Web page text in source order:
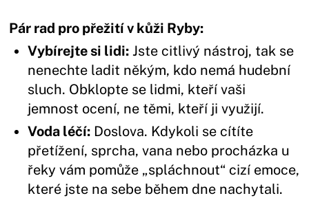
Pár rad pro přežití v kůži Ryby:
Vybírejte si lidi: Jste citlivý nástroj, tak se
nenechte ladit někým, kdo nemá hudební
sluch. Obklopte se lidmi, kteří vaši
jemnost ocení, ne těmi, kteří ji využijí.
Voda léčí: Doslova. Kdykoli se cítíte
přetížení, sprcha, vana nebo procházka u
řeky vám pomůže „spláchnout“ cizí emoce,
které jste na sebe během dne nachytali.